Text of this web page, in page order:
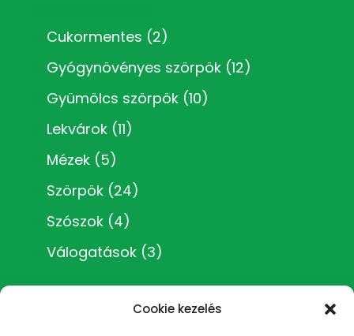
Cookie kezelés
Cukormentes (2)
Gyógynövényes szörpök (12)
Gyümölcs szörpök (10)
Lekvárok (11)
Mézek (5)
Szörpök (24)
Szószok (4)
Válogatások (3)